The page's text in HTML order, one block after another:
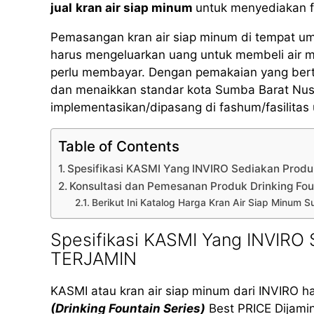
jual kran air siap minum untuk menyediakan
Pemasangan kran air siap minum di tempat
harus mengeluarkan uang untuk membeli air
perlu membayar. Dengan pemakaian yang
dan menaikkan standar kota Sumba Barat
implementasikan/dipasang di fashum/fasilitas
Table of Contents
Spesifikasi KASMI Yang INVIRO Sediakan
Konsultasi dan Pemesanan Produk Drinking
Berikut Ini Katalog Harga Kran Air Siap Minum
Spesifikasi KASMI Yang
TERJAMIN
KASMI atau kran air siap minum dari
(Drinking Fountain Series) Best PRICE